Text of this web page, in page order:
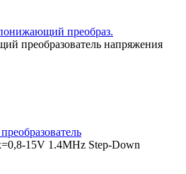
преобраз.
преобразователь напряжения
15V 1.4MHz Step-Down